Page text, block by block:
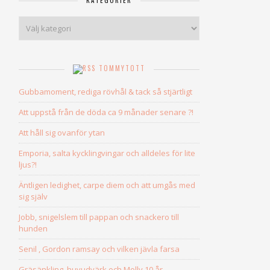
TOMMYTOTT
Gubbamoment, rediga rövhål & tack så stjärtligt
Att uppstå från de döda ca 9 månader senare ?!
Att håll sig ovanför ytan
Emporia, salta kycklingvingar och alldeles för lite
ljus?!
Äntligen ledighet, carpe diem och att umgås med
sig själv
Jobb, snigelslem till pappan och snackero till
hunden
Senil , Gordon ramsay och vilken jävla farsa